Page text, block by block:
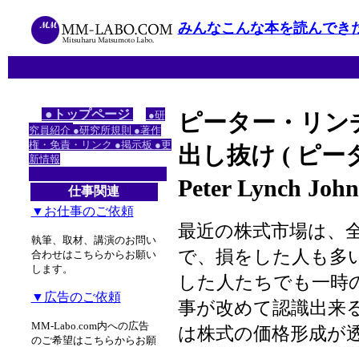
みんなこんな本を読んでき
●トップページ
●研
究員紹介 ●研究所規則 ●著作
権・免責・リンク ●掲示板 ●更
新情報
仕事関連
▼お仕事のご依頼
執筆、取材、講演のお問い
合わせはこちらからお願い
します。
▼広告のご依頼
MM-Labo.com内への広告
のご希望はこちらからお願
ピーター・リ
出し抜け ( ピー
Peter Lynch
最近の株式市場は、
で、損をした人も多
した人たちでも一時
事が改めて認識出来
は株式の価格形成が